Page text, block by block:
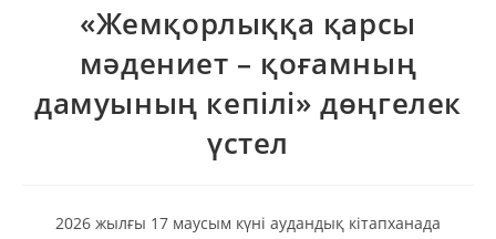
«Жемқорлыққа қарсы
мәдениет – қоғамның
дамуының кепілі» дөңгелек
үстел
2026 жылғы 17 маусым күні аудандық кітапханада